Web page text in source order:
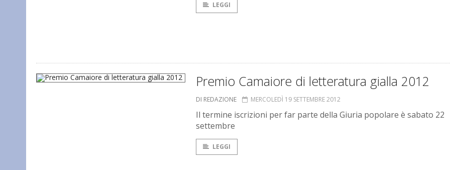
LEGGI
Premio Camaiore di letteratura gialla 2012
DI REDAZIONE MERCOLEDÌ 19 SETTEMBRE 2012
Il termine iscrizioni per far parte della Giuria popolare è sabato 22
settembre
LEGGI